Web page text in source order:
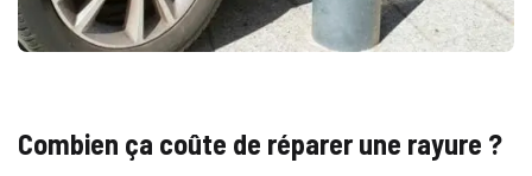
Combien ça coûte de réparer une rayure ?